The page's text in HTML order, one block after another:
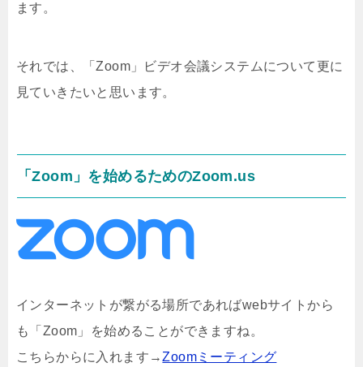
ます。
それでは、「Zoom」ビデオ会議システムについて更に
見ていきたいと思います。
「Zoom」を始めるためのZoom.us
インターネットが繋がる場所であればwebサイトから
も「Zoom」を始めることができますね。
こちらからに入れます→Zoomミーティング